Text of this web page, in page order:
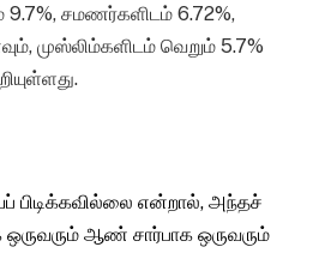
9.7%, சமணர்களிடம் 6.72%,
முஸ்லிம்களிடம் வெறும் 5.7%
என்றால், அந்தச்
ஆண் சார்பாக ஒருவரும்